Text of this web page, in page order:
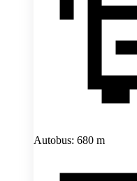
Autobus: 680 m